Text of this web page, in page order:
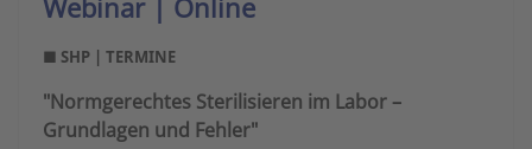
■ SHP | TERMINE
"Normgerechtes Sterilisieren im Labor –
Grundlagen und Fehler"